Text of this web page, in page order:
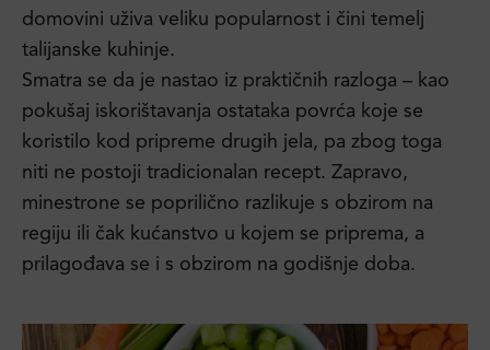
domovini uživa veliku popularnost i čini temelj
talijanske kuhinje.
Smatra se da je nastao iz praktičnih razloga – kao
pokušaj iskorištavanja ostataka povrća koje se
koristilo kod pripreme drugih jela, pa zbog toga
niti ne postoji tradicionalan recept. Zapravo,
minestrone se poprilično razlikuje s obzirom na
regiju ili čak kućanstvo u kojem se priprema, a
prilagođava se i s obzirom na godišnje doba.